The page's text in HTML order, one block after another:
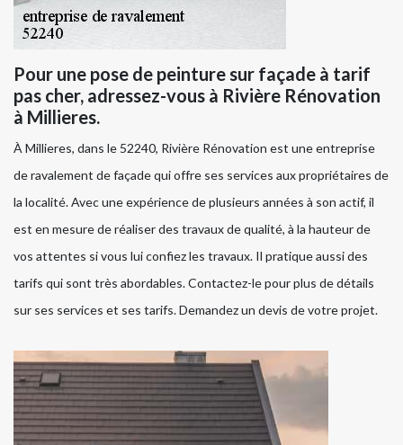
Pour une pose de peinture sur façade à tarif
pas cher, adressez-vous à Rivière Rénovation
à Millieres.
À Millieres, dans le 52240, Rivière Rénovation est une entreprise
de ravalement de façade qui offre ses services aux propriétaires de
la localité. Avec une expérience de plusieurs années à son actif, il
est en mesure de réaliser des travaux de qualité, à la hauteur de
vos attentes si vous lui confiez les travaux. Il pratique aussi des
tarifs qui sont très abordables. Contactez-le pour plus de détails
sur ses services et ses tarifs. Demandez un devis de votre projet.